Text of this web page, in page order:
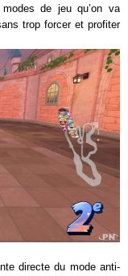
de jeu qu’on va
trop forcer et profiter
directe du mode anti-